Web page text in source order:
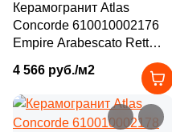
Керамогранит Atlas
Concorde 610010002176
Empire Arabescato Rett
80x80 бежевый матовый
под камень
4 566 руб./м2